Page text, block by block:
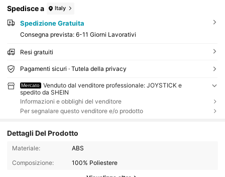
Spedisce a Italy
Spedizione Gratuita
Consegna prevista: 6-11 Giorni Lavorativi
Resi gratuiti
Pagamenti sicuri · Tutela della privacy
Mercato
Venduto dal venditore professionale: JOYSTICK e
spedito da SHEIN
Informazioni e obblighi del venditore
Per segnalare questo venditore e/o prodotto
Dettagli Del Prodotto
Materiale:
ABS
Composizione:
100% Poliestere